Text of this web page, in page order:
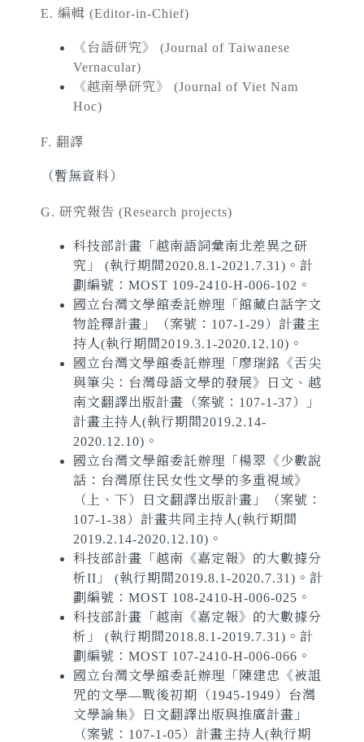
E. 編輯 (Editor-in-Chief)
《台語研究》 (Journal of Taiwanese
Vernacular)
《越南學研究》 (Journal of Viet Nam
Hoc)
F. 翻譯
（暫無資料）
G. 研究報告 (Research projects)
科技部計畫「越南語詞彙南北差異之研
究」 (執行期間2020.8.1-2021.7.31)。計
劃編號：MOST 109-2410-H-006-102。
國立台灣文學館委託辦理「館藏白話字文
物詮釋計畫」（案號：107-1-29）計畫主
持人(執行期間2019.3.1-2020.12.10)。
國立台灣文學館委託辦理「廖瑞銘《舌尖
與筆尖：台灣母語文學的發展》日文、越
南文翻譯出版計畫（案號：107-1-37）」
計畫主持人(執行期間2019.2.14-
2020.12.10)。
國立台灣文學館委託辦理「楊翠《少數說
話：台灣原住民女性文學的多重視域》
（上、下）日文翻譯出版計畫」（案號：
107-1-38）計畫共同主持人(執行期間
2019.2.14-2020.12.10)。
科技部計畫「越南《嘉定報》的大數據分
析II」 (執行期間2019.8.1-2020.7.31)。計
劃編號：MOST 108-2410-H-006-025。
科技部計畫「越南《嘉定報》的大數據分
析」 (執行期間2018.8.1-2019.7.31)。計
劃編號：MOST 107-2410-H-006-066。
國立台灣文學館委託辦理「陳建忠《被詛
咒的文學―戰後初期（1945-1949）台灣
文學論集》日文翻譯出版與推廣計畫」
（案號：107-1-05）計畫主持人(執行期